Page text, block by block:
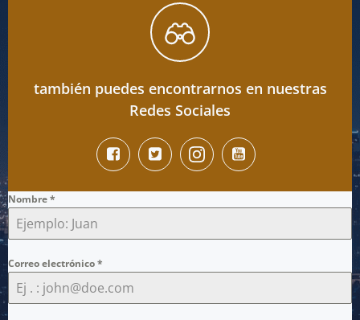
también puedes encontrarnos en nuestras
Redes Sociales
Nombre*
Correo electrónico*